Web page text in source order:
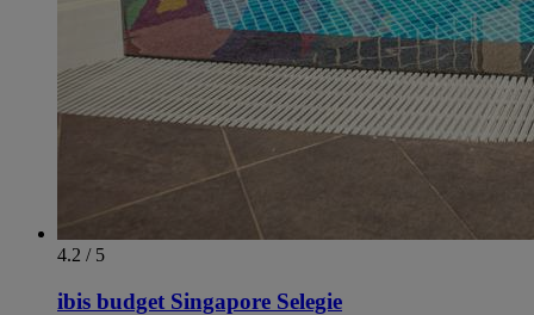
4.2 / 5
ibis budget Singapore Selegie